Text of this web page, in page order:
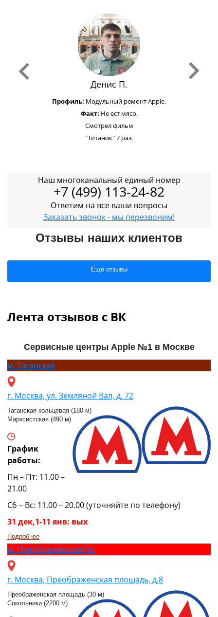
Денис П.
Профиль: Модульный ремонт Apple.
Факт: Не ест мясо.
Смотрел фильм
"Титаник" 7 раз.
Наш многоканальный единый номер
+7 (499) 113-24-82
Ответим на все ваши вопросы
Заказать звонок - мы перезвоним!
Отзывы наших клиентов
Еще отзывы
Лента отзывов с ВК
Сервисные центры Apple №1 в Москве
м. Таганская
г. Москва, ул. Земляной Вал, д. 72
Таганская кольцевая (180 м)
Марксистская (490 м)
График
работы:
Пн – Пт: 11.00 –
21.00
Сб – Вс: 11.00 – 20.00 (уточняйте по телефону)
31 дек,1-11 янв: вых
Подробнее
м. Преображенская пл.
г. Москва, Преображенская площадь, д.8
Преображенская площадь (30 м)
Сокольники (2200 м)